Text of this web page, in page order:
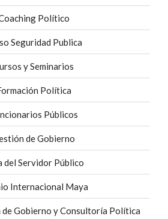
Político
Seguridad Publica
y Seminarios
Política
Públicos
de Gobierno
del Servidor Público
Internacional Maya
de Gobierno y Consultoría Política